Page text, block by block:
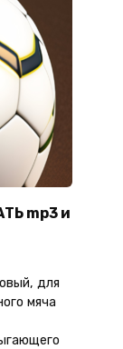
mp3 и
для
мяча